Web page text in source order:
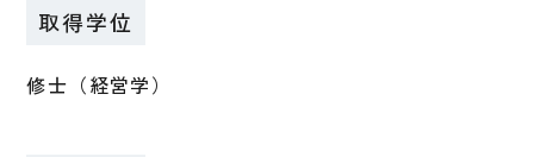
取得学位
修士（経営学）